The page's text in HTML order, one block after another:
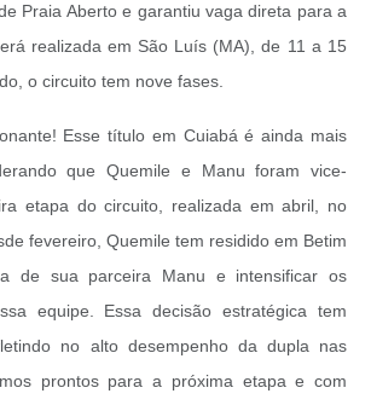
Praia Aberto e garantiu vaga direta para a
realizada em São Luís (MA), de 11 a 15
o circuito tem nove fases.
Esse título em Cuiabá é ainda mais
que Quemile e Manu foram vice-
etapa do circuito, realizada em abril, no
fevereiro, Quemile tem residido em Betim
de sua parceira Manu e intensificar os
equipe. Essa decisão estratégica tem
no alto desempenho da dupla nas
prontos para a próxima etapa e com